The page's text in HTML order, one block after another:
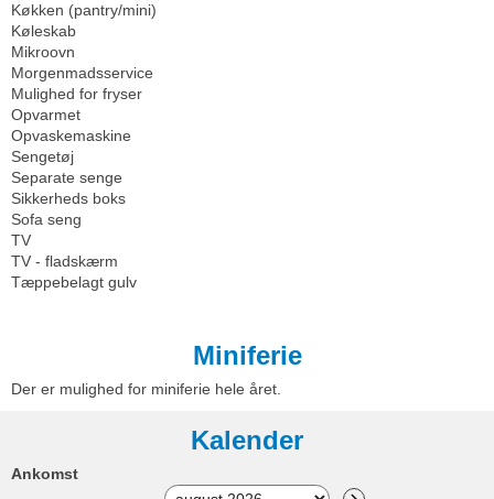
Køkken (pantry/mini)
Køleskab
Mikroovn
Morgenmadsservice
Mulighed for fryser
Opvarmet
Opvaskemaskine
Sengetøj
Separate senge
Sikkerheds boks
Sofa seng
TV
TV - fladskærm
Tæppebelagt gulv
Miniferie
Der er mulighed for miniferie hele året.
Kalender
Ankomst